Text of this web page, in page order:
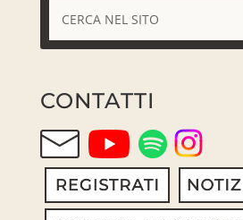
CONTATTI